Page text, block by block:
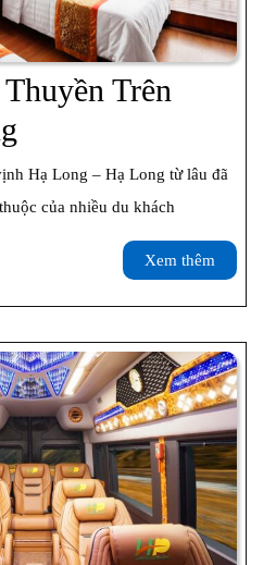
Trên
Thuê
Du
Hạ
Long
Hạ Long – Hạ Long từ lâu đã
của nhiều du khách
Xem thêm
thêm